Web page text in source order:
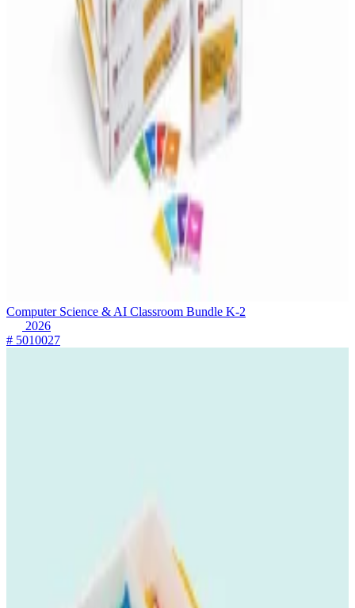
Computer Science & AI Classroom Bundle K-2
2026
# 5010027